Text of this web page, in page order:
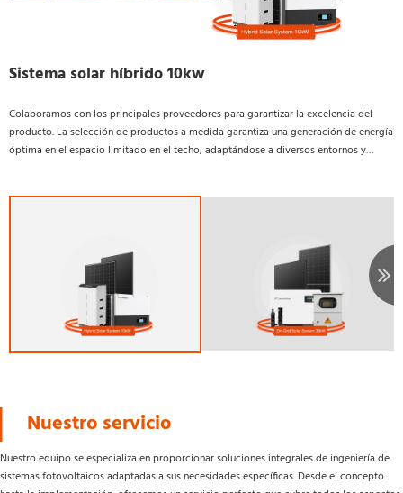
Sistema solar híbrido 10kw
Colaboramos con los principales proveedores para garantizar la excelencia del
producto. La selección de productos a medida garantiza una generación de energía
óptima en el espacio limitado en el techo, adaptándose a diversos entornos y
Nuestro servicio
Nuestro equipo se especializa en proporcionar soluciones integrales de ingeniería de
sistemas fotovoltaicos adaptadas a sus necesidades específicas. Desde el concepto